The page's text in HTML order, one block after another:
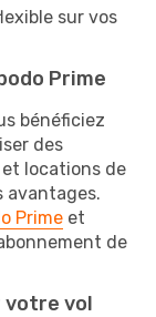
sur vos
Prime
bénéficiez
des
locations de
avantages.
Prime et
de
votre vol